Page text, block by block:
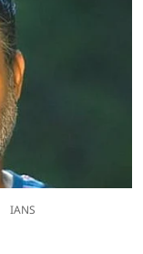
IANS